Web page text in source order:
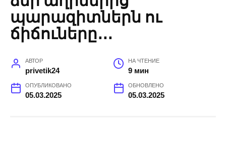
պարազիտներն ու
ճիճուները․․․
АВТОР
privetik24
НА ЧТЕНИЕ
9 мин
ОПУБЛИКОВАНО
05.03.2025
ОБНОВЛЕНО
05.03.2025